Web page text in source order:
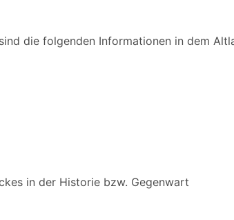
die folgenden Informationen in dem
in der Historie bzw. Gegenwart